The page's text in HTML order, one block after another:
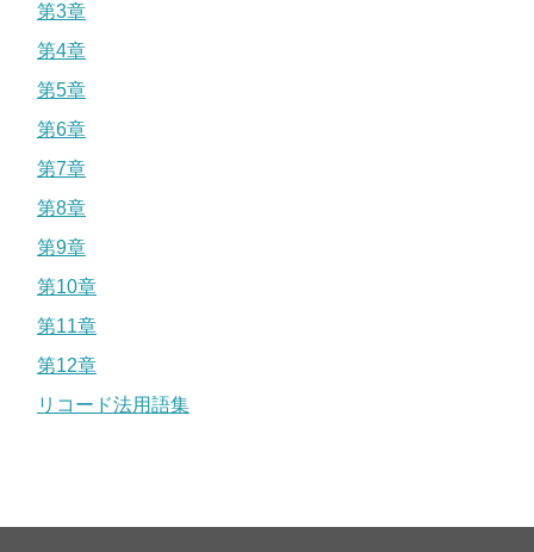
第3章
第4章
第5章
第6章
第7章
第8章
第9章
第10章
第11章
第12章
リコード法用語集